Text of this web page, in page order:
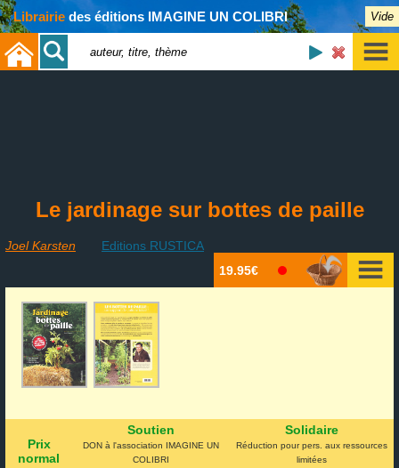
Librairie des éditions IMAGINE UN COLIBRI Vide
Le jardinage sur bottes de paille
Joel Karsten
Editions RUSTICA
19.95€
Prix
normal
Soutien
DON à l'association IMAGINE UN
COLIBRI
Solidaire
Réduction pour pers. aux ressources
limitées